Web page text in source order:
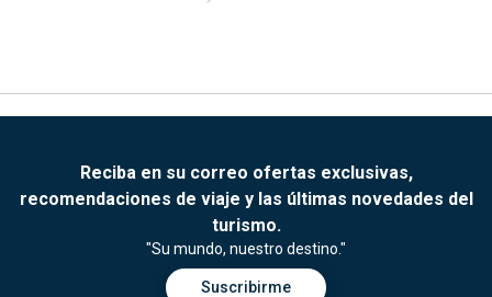
Reciba en su correo ofertas exclusivas,
recomendaciones de viaje y las últimas novedades del
turismo.
"Su mundo, nuestro destino."
Suscribirme